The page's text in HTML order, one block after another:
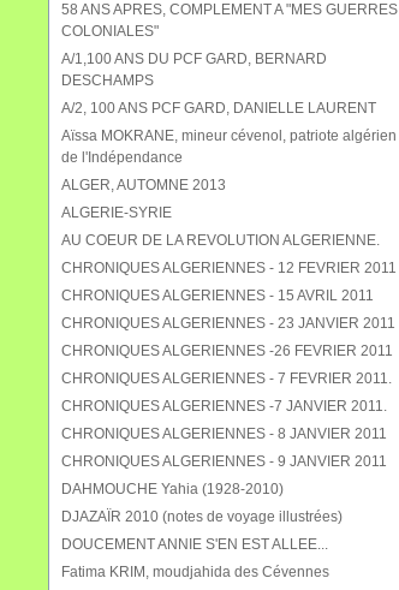
58 ANS APRES, COMPLEMENT A "MES GUERRES
COLONIALES"
A/1,100 ANS DU PCF GARD, BERNARD
DESCHAMPS
A/2, 100 ANS PCF GARD, DANIELLE LAURENT
Aïssa MOKRANE, mineur cévenol, patriote algérien
de l'Indépendance
ALGER, AUTOMNE 2013
ALGERIE-SYRIE
AU COEUR DE LA REVOLUTION ALGERIENNE.
CHRONIQUES ALGERIENNES - 12 FEVRIER 2011
CHRONIQUES ALGERIENNES - 15 AVRIL 2011
CHRONIQUES ALGERIENNES - 23 JANVIER 2011
CHRONIQUES ALGERIENNES -26 FEVRIER 2011
CHRONIQUES ALGERIENNES - 7 FEVRIER 2011.
CHRONIQUES ALGERIENNES -7 JANVIER 2011.
CHRONIQUES ALGERIENNES - 8 JANVIER 2011
CHRONIQUES ALGERIENNES - 9 JANVIER 2011
DAHMOUCHE Yahia (1928-2010)
DJAZAÏR 2010 (notes de voyage illustrées)
DOUCEMENT ANNIE S'EN EST ALLEE...
Fatima KRIM, moudjahida des Cévennes